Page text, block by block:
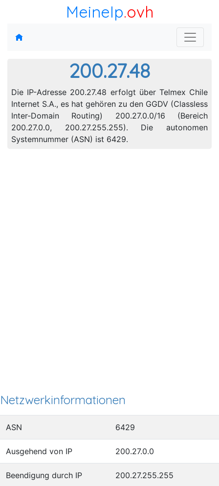
MeineIp.ovh
200.27.48
Die IP-Adresse 200.27.48 erfolgt über Telmex Chile
Internet S.A., es hat gehören zu den GGDV (Classless
Inter-Domain Routing) 200.27.0.0/16 (Bereich
200.27.0.0, 200.27.255.255). Die autonomen
Systemnummer (ASN) ist 6429.
Netzwerkinformationen
ASN 6429
Ausgehend von IP 200.27.0.0
Beendigung durch IP 200.27.255.255